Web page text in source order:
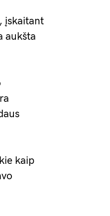
įskaitant
aukšta
kaip